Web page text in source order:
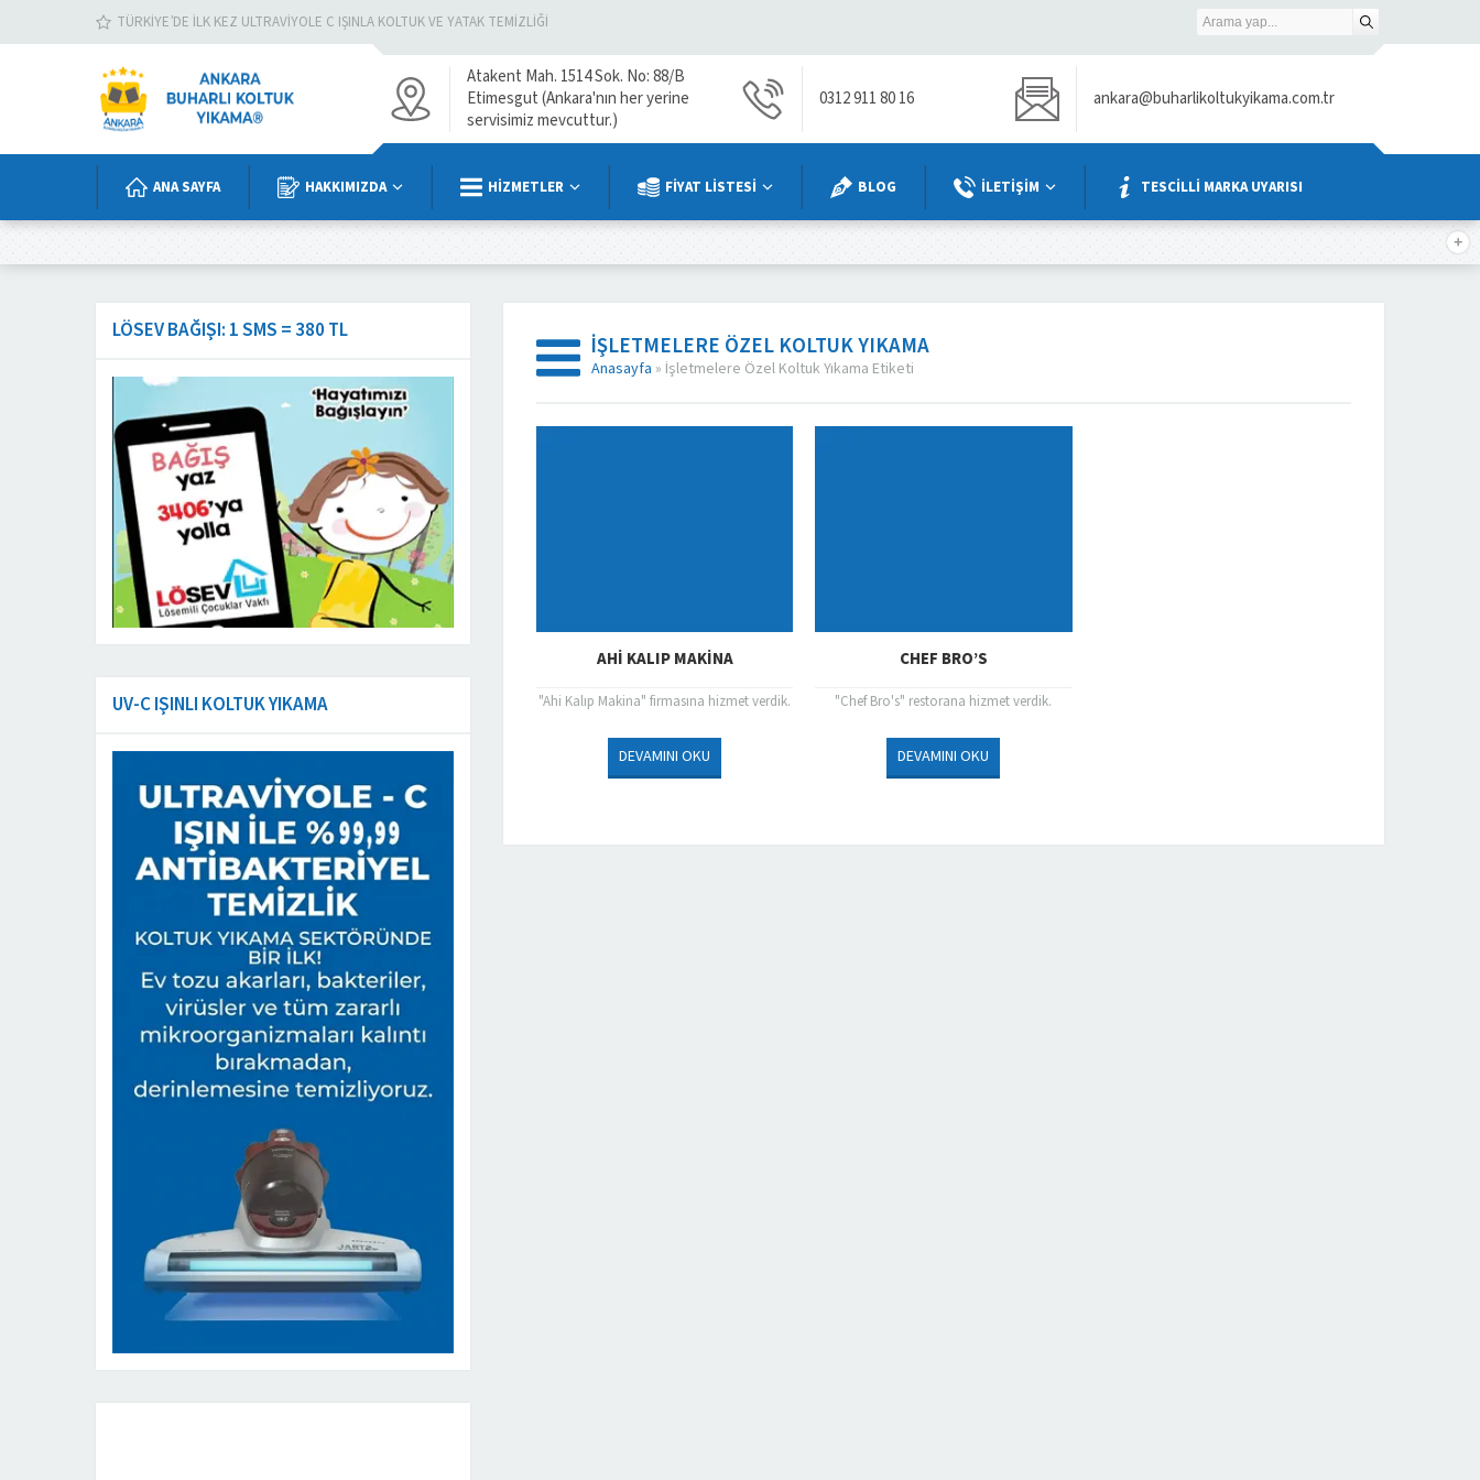
TÜRKIYE’DE İLK KEZ ULTRAVIYOLE C IŞINLA KOLTUK VE YATAK TEMIZLIĞI
Atakent Mah. 1514 Sok. No: 88/B
Etimesgut (Ankara'nın her yerine
servisimiz mevcuttur.)
0312 911 80 16 ankara@buharlikoltukyikama.com.tr
ANA SAYFA HAKKIMIZDA HİZMETLER FİYAT LİSTESİ BLOG İLETİŞİM TESCİLLİ MARKA UYARISI
İŞLETMELERE ÖZEL KOLTUK YIKAMA
Anasayfa » İşletmelere Özel Koltuk Yıkama Etiketi
AHI KALIP MAKINA
"Ahi Kalıp Makina" firmasına hizmet verdik.
DEVAMINI OKU
CHEF BRO’S
"Chef Bro's" restorana hizmet verdik.
DEVAMINI OKU
LÖSEV BAĞIŞI: 1 SMS = 380 TL
UV-C IŞINLI KOLTUK YIKAMA